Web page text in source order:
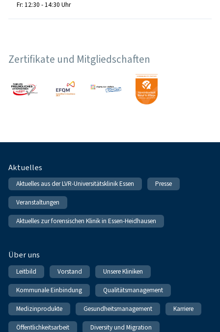
Fr: 12:30 - 14:30 Uhr
Zertifikate und Mitgliedschaften
Fußnavigation
Aktuelles
Aktuelles aus der LVR-Universitätsklinik Essen Presse
Veranstaltungen
Aktuelles zur forensischen Klinik in Essen-Heidhausen
Über uns
Leitbild Vorstand Unsere Kliniken
Kommunale Einbindung Qualitätsmanagement
Medizinprodukte Gesundheitsmanagement Karriere
Öffentlichkeitsarbeit Diversity und Migration